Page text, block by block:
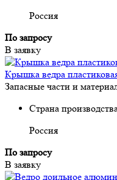
Россия
По запросу
В заявку
Крышка ведра
Запасные части и
Страна
Россия
По запросу
В заявку